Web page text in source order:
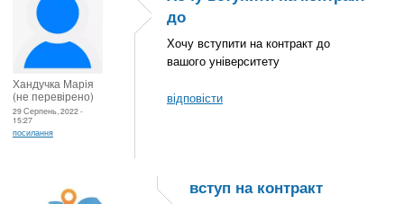
Хандучка Марія
(не перевірено)
29 Серпень, 2022 -
15:27
посилання
до
Хочу вступити на контракт до
вашого університету
відповісти
вступ на контракт